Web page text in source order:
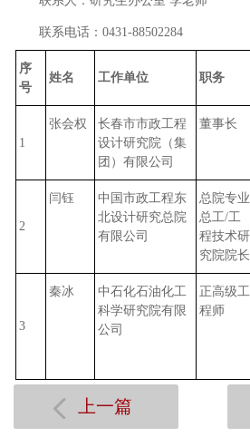
联系电话：0431-88502284
序
号
姓名 工作单位 职务
1
张会权
长春市市政工程
设计研究院（集
团）有限公司
董事长
2
闫钰
中国市政工程东
北设计研究总院
有限公司
总院专业
总工/工
程技术研
究院院长
3
秦冰
中石化石油化工
科学研究院有限
公司
正高级工
程师
上一篇